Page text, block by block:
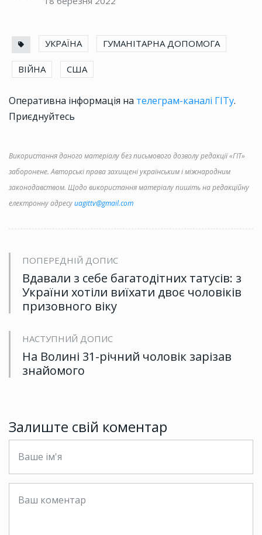
УКРАЇНА ГУМАНІТАРНА ДОПОМОГА
ВІЙНА США
Оперативна інформація на телеграм-каналі ГІТу.
Приєднуйтесь
Використання даного матеріалу без письмового дозволу редакції «ГІТ»
заборонене. Авторські права захищені українським і міжнародним
законодавством. Щодо використання матеріалу пишіть на редакційну
електронну адресуuagittv@gmail.com
ПОПЕРЕДНІЙ ДОПИС
Вдавали з себе багатодітних татусів: з
України хотіли виїхати двоє чоловіків
призовного віку
НАСТУПНИЙ ДОПИС
На Волині 31-річний чоловік зарізав
знайомого
Залиште свій коментар